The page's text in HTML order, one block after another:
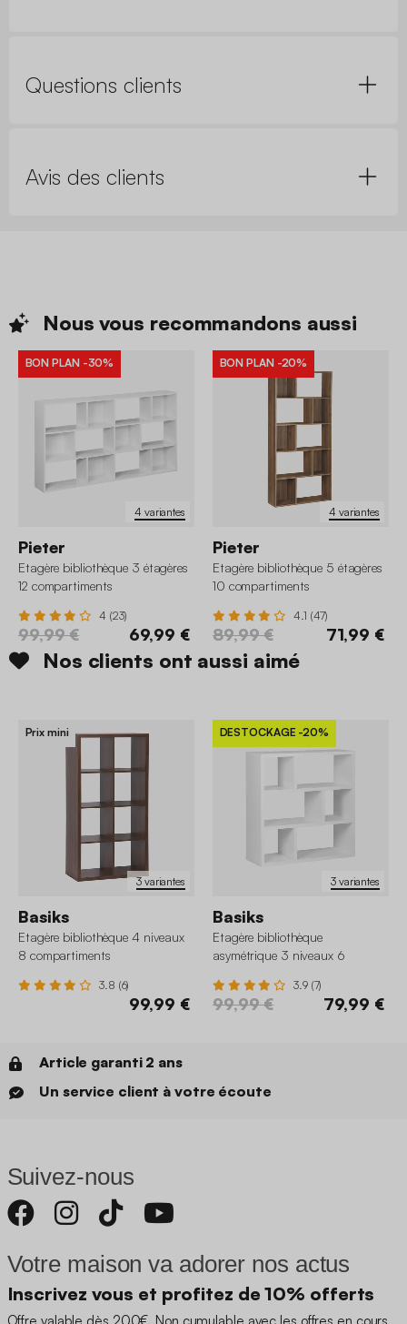
Questions clients
Avis des clients
Nous vous recommandons aussi
4 variantes
BON PLAN -30%
Pieter
Etagère bibliothèque 3 étagères
12 compartiments
4 (23)
99,99 € 69,99 €
4 variantes
BON PLAN -20%
Pieter
Etagère bibliothèque 5 étagères
10 compartiments
4.1 (47)
89,99 € 71,99 €
Nos clients ont aussi aimé
3 variantes
Prix mini
Basiks
Etagère bibliothèque 4 niveaux
8 compartiments
3.8 (6)
99,99 €
3 variantes
DESTOCKAGE -20%
Basiks
Etagère bibliothèque
asymétrique 3 niveaux 6
3.9 (7)
99,99 € 79,99 €
Article garanti 2 ans
Un service client à votre écoute
Suivez-nous
Votre maison va adorer nos actus
Inscrivez vous et profitez de 10% offerts